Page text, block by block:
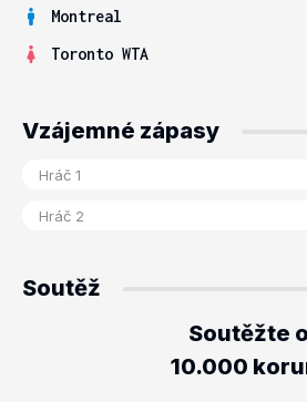
Montreal
Toronto WTA
Vzájemné zápasy
Soutěž
Soutěžte o
10.000